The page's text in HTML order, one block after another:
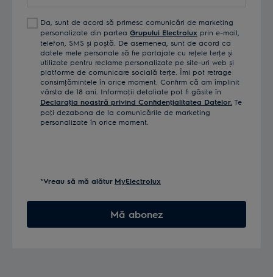
Da, sunt de acord să primesc comunicări de marketing
personalizate din partea Grupului Electrolux prin e-mail,
telefon, SMS și poștă. De asemenea, sunt de acord ca
datele mele personale să fie partajate cu reţele terţe și
utilizate pentru reclame personalizate pe site-uri web și
platforme de comunicare socială terţe. Îmi pot retrage
consimţămintele în orice moment. Confirm că am împlinit
vârsta de 18 ani. Informaţii detaliate pot fi găsite în
Declaraţia noastră privind Confidenţialitatea Datelor. Te
poţi dezabona de la comunicările de marketing
personalizate în orice moment.
*Vreau să mă alătur MyElectrolux
Mă abonez